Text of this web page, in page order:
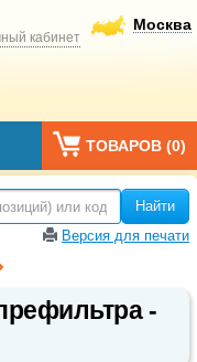
Москва
кабинет
ТОВАРОВ (0)
Найти
Версия для печати
-